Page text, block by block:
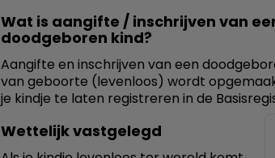
Wat is aangifte / inschrijven van
doodgeboren kind?
Aangifte en inschrijven van een
van geboorte (levenloos) wordt
je kindje te laten registreren in de
Wettelijk vastgelegd